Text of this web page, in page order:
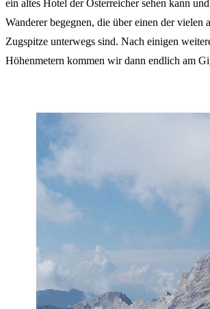
ein altes Hotel der Österreicher sehen kann
Wanderer begegnen, die über einen der vielen
Zugspitze unterwegs sind. Nach einigen
Höhenmetern kommen wir dann endlich am